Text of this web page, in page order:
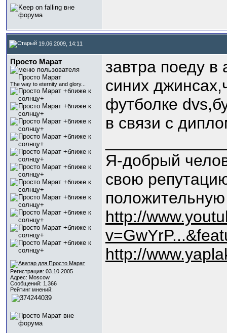
19.06.2009, 14:11
Просто Марат
The way to eternity and glory...
Регистрация: 03.10.2005
Адрес: Moscow
Сообщений: 1,366
Рейтинг мнений:
завтра поеду в
синих
футболке
в связи с
Я-добрый
свою
http://
http://